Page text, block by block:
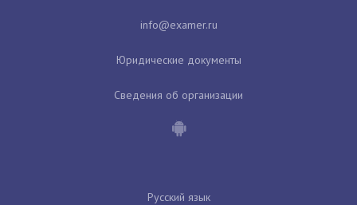
Юридические документы
Сведения об организации
Русский язык